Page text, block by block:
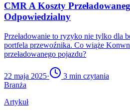
CMR A Koszty
Odpowiedzialny
Przeładowanie to ryzyko nie tylko dla
portfela przewoźnika. Co wiąże
przeładowanego pojazdu?
22 maja 2025· 3 min czytania
Branża
Artykuł